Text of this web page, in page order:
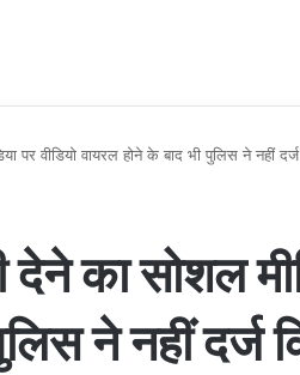
पर वीडियो वायरल होने के बाद भी पुलिस ने नहीं
का सोशल
ने नहीं दर्ज